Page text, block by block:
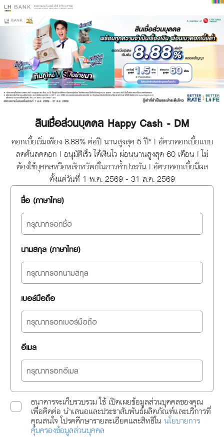
สินเชื่อส่วนบุคคล Happy Cash - DM
ดอกเบี้ยเริ่มเพียง 8.88% ต่อปี นานสูงสุด 5 ปี* | อัตราดอกเบี้ยแบบ
ลดต้นลดดอก | อนุมัติเร็ว ได้เงินไว ผ่อนนานสูงสุด 60 เดือน | ไม่
ต้องใช้บุคคลหรือหลักทรัพย์ในการค้ำประกัน | อัตราดอกเบี้ยมีผล
ตั้งแต่วันที่ 1 พ.ค. 2569 - 31 ส.ค. 2569
ชื่อ (ภาษาไทย)
นามสกุล (ภาษาไทย)
เบอร์มือถือ
อีเมล
ธนาคารจะเก็บรวบรวม ใช้ เปิดเผยข้อมูลส่วนบุคคลของคุณ
เพื่อติดต่อ นำเสนอและประชาสัมพันธ์ผลิตภัณฑ์และบริการที่
คุณสนใจ โปรดศึกษารายละเอียดและสิทธิใน นโยบายการ
คุ้มครองข้อมูลส่วนบุคคล